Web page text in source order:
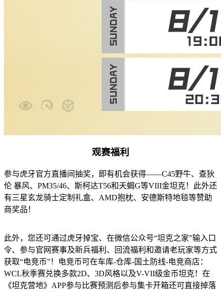
观赛福利
参与虎牙官方直播间抽奖，即有机会获得——C45野牛、查狄
伦 暴风、PM35/46、斯柯达T56和天蝎G等VIII金坦克！此外还
有三星玄龙骑士定制礼盒、AMD抱枕、安德斯特地毯等赞助
商奖品！
此外，您还可通过虎牙掉宝、在微信公众号“坦克之家”输入口
令、参与官网赛事及新兵福利、回流福利和邀请老玩家等方式
获取“电竞币”！电竞币可在车库-仓库-国土防线-电竞商店：
WCL秋季赛兑换多款2D、3D风格以及V-VII级金币坦克！在
《坦克营地》APP参与比赛预测后参与集卡开箱还可直接掉落